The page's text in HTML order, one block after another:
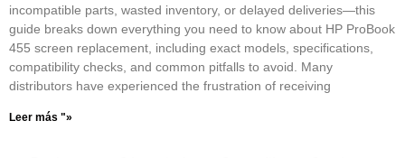
incompatible parts, wasted inventory, or delayed deliveries—this
guide breaks down everything you need to know about HP ProBook
455 screen replacement, including exact models, specifications,
compatibility checks, and common pitfalls to avoid. Many
distributors have experienced the frustration of receiving
Leer más "»